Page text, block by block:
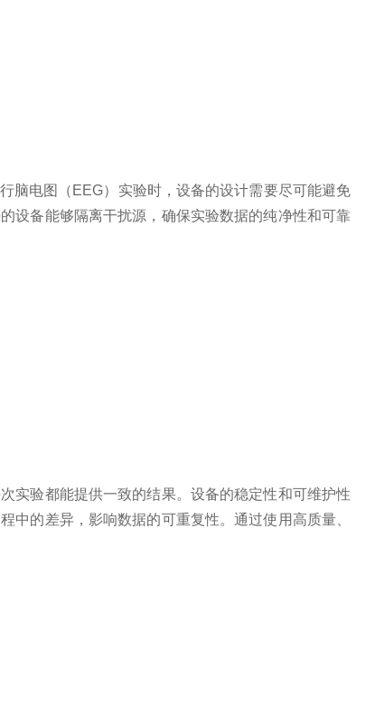
脑电图（EEG）实验时，设备的设计需要尽可能避免
设备能够隔离干扰源，确保实验数据的纯净性和可靠
实验都能提供一致的结果。设备的稳定性和可维护性
的差异，影响数据的可重复性。通过使用高质量、